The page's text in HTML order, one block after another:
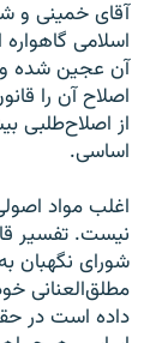
آقای خمینی و
اسلامی
آن عجین شده و
اصلاح آن را
از اصلاح‌طلبی
اساسی.
اغلب مواد
نیست. تفسیر
شورای نگهبان
مطلق‌العنانی
داده است در